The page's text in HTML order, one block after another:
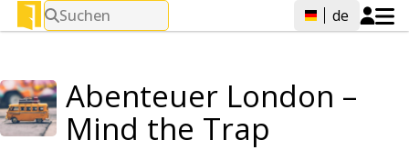
Suchen de
Abenteuer London –
Mind the Trap